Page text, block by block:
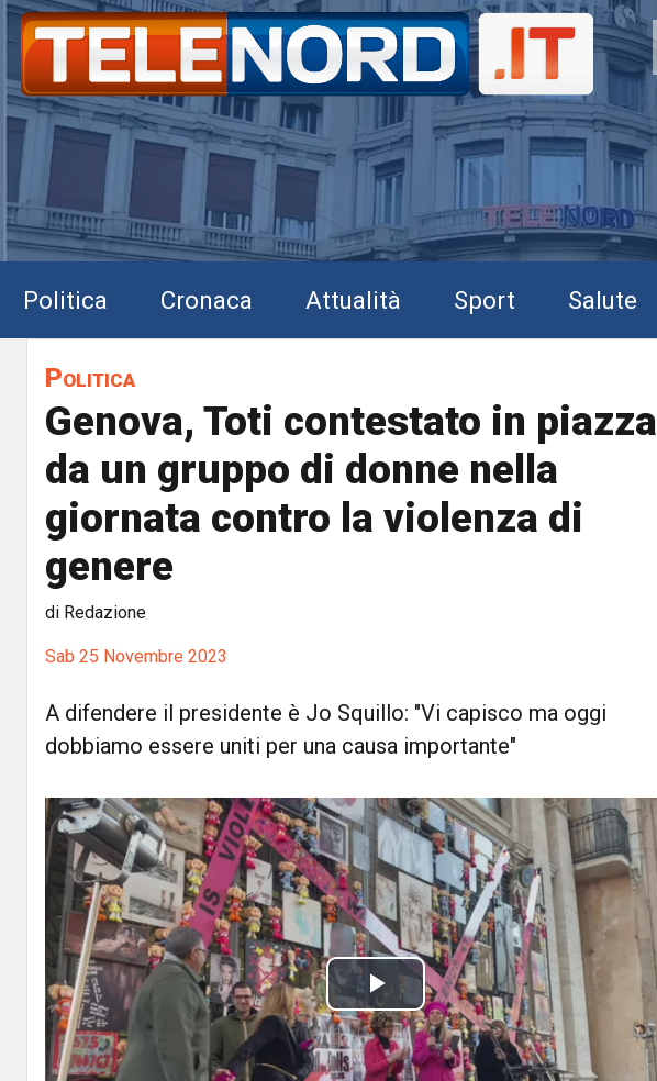
Politica Cronaca Attualità Sport Salute
Politica
Genova, Toti contestato in piazza
da un gruppo di donne nella
giornata contro la violenza di
genere
di Redazione
Sab 25 Novembre 2023
A difendere il presidente è Jo Squillo: "Vi capisco ma oggi
dobbiamo essere uniti per una causa importante"
P
l